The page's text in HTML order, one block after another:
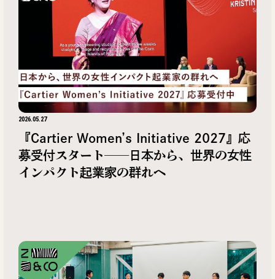
2026.05.27
『Cartier Women’s Initiative 2027』応
募受付スタート──日本から、世界の女性
インパクト起業家の群れへ